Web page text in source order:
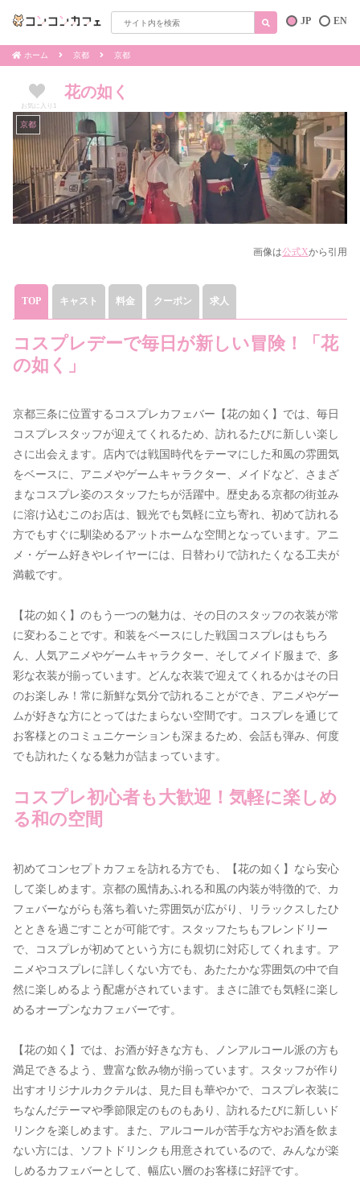
EN
JP
ホーム 京都 京都
お気に入り
花の如く
京都
画像は公式Xから引用
TOP キャスト 料金 クーポン 求人
コスプレデーで毎日が新しい冒険！「花
の如く」
京都三条に位置するコスプレカフェバー【花の如く】では、毎日
コスプレスタッフが迎えてくれるため、訪れるたびに新しい楽し
さに出会えます。店内では戦国時代をテーマにした和風の雰囲気
をベースに、アニメやゲームキャラクター、メイドなど、さまざ
まなコスプレ姿のスタッフたちが活躍中。歴史ある京都の街並み
に溶け込むこのお店は、観光でも気軽に立ち寄れ、初めて訪れる
方でもすぐに馴染めるアットホームな空間となっています。アニ
メ・ゲーム好きやレイヤーには、日替わりで訪れたくなる工夫が
満載です。
【花の如く】のもう一つの魅力は、その日のスタッフの衣装が常
に変わることです。和装をベースにした戦国コスプレはもちろ
ん、人気アニメやゲームキャラクター、そしてメイド服まで、多
彩な衣装が揃っています。どんな衣装で迎えてくれるかはその日
のお楽しみ！常に新鮮な気分で訪れることができ、アニメやゲー
ムが好きな方にとってはたまらない空間です。コスプレを通じて
お客様とのコミュニケーションも深まるため、会話も弾み、何度
でも訪れたくなる魅力が詰まっています。
コスプレ初心者も大歓迎！気軽に楽しめ
る和の空間
初めてコンセプトカフェを訪れる方でも、【花の如く】なら安心
して楽しめます。京都の風情あふれる和風の内装が特徴的で、カ
フェバーながらも落ち着いた雰囲気が広がり、リラックスしたひ
とときを過ごすことが可能です。スタッフたちもフレンドリー
で、コスプレが初めてという方にも親切に対応してくれます。ア
ニメやコスプレに詳しくない方でも、あたたかな雰囲気の中で自
然に楽しめるよう配慮がされています。まさに誰でも気軽に楽し
めるオープンなカフェバーです。
【花の如く】では、お酒が好きな方も、ノンアルコール派の方も
満足できるよう、豊富な飲み物が揃っています。スタッフが作り
出すオリジナルカクテルは、見た目も華やかで、コスプレ衣装に
ちなんだテーマや季節限定のものもあり、訪れるたびに新しいド
リンクを楽しめます。また、アルコールが苦手な方やお酒を飲ま
ない方には、ソフトドリンクも用意されているので、みんなが楽
しめるカフェバーとして、幅広い層のお客様に好評です。